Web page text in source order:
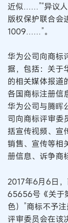
近似……”“异议
版权保护联合
1009……”。
华为公司向商标
据，包括：关于
的相关媒体报道
各国商标注册信
华为公司与腾晖
司向商标评审委
括宣传视频、宣
销售、宣传等相
册信息、诉争商
2017年6月6日
65656号《关于
色）”商标不予
评审委员会在该